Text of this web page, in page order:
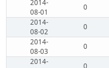
2014-
08-01
0
2014-
08-02
0
2014-
08-03
0
2014-
0